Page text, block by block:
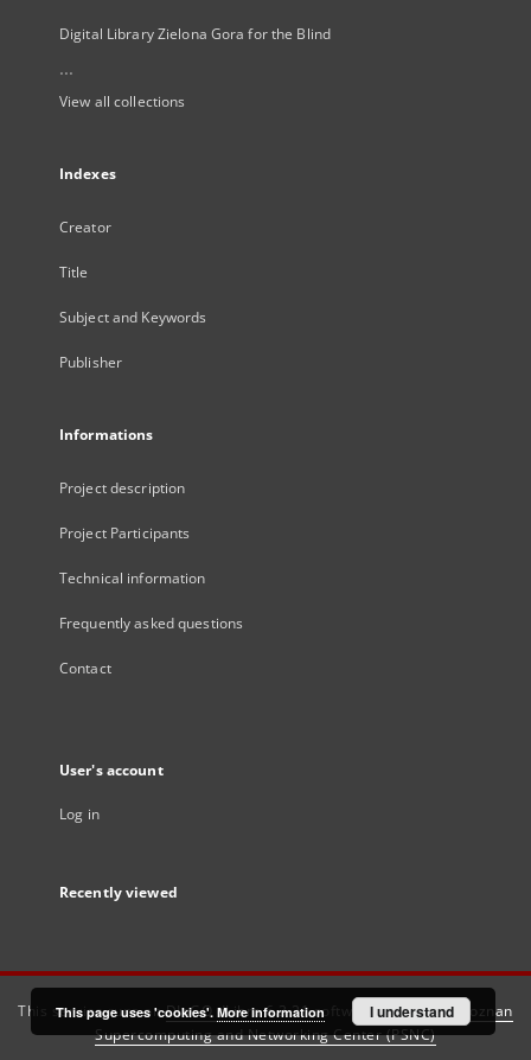
Digital Library Zielona Gora for the Blind
...
View all collections
Indexes
Creator
Title
Subject and Keywords
Publisher
Informations
Project description
Project Participants
Technical information
Frequently asked questions
Contact
User's account
Log in
Recently viewed
This service runs onDInGO dLibra 6.3.21software created by
Poznan
Supercomputing and Networking Center (PSNC)
This page uses 'cookies'. More information I understand